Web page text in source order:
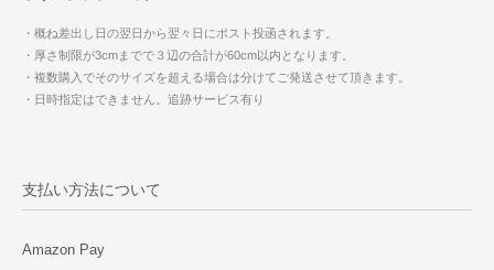
・概ね差出し日の翌日から翌々日にポスト投函されます。
・厚さ制限が3cmまでで３辺の合計が60cm以内となります。
・複数購入でそのサイズを超える場合は分けてご発送させて頂きます。
・日時指定はできません。追跡サービス有り
支払い方法について
Amazon Pay